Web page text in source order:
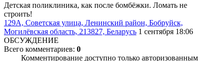
Детская поликлиника, как после бомбёжки. Ломать не
строить!
129А, Советская улица, Ленинский район, Бобруйск,
Могилёвская область, 213827, Беларусь 1 сентября 18:06
ОБСУЖДЕНИЕ
Всего комментариев: 0
Комментирование доступно только авторизованным